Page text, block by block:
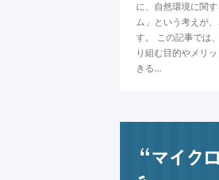
に、自然環境に関
ム」という考えが
す。 この記事では
り組む目的やメリ
きる…